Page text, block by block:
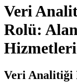
Veri
Rolü:
Veri Analitiği